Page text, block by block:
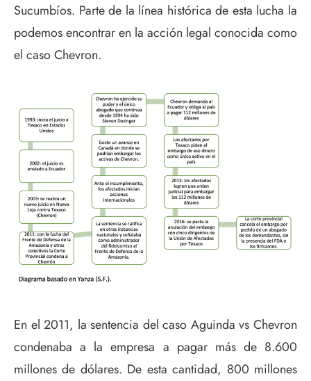
Sucumbíos. Parte de la línea histórica de esta lucha la
podemos encontrar en la acción legal conocida como
el caso Chevron.
En el 2011, la sentencia del caso Aguinda vs Chevron
condenaba a la empresa a pagar más de 8.600
millones de dólares. De esta cantidad, 800 millones